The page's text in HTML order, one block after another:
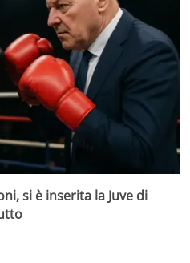
si è inserita la Juve di